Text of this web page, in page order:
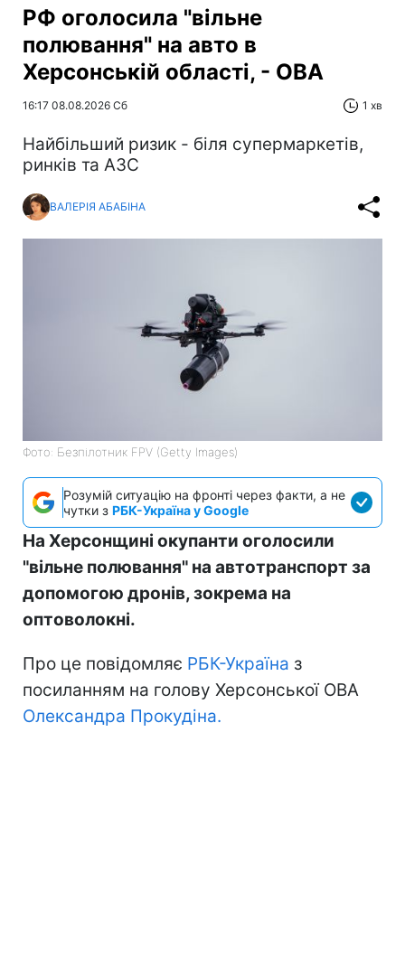
РФ оголосила "вільне
полювання" на авто в
Херсонській області, - ОВА
16:17 08.08.2026 Сб 1 хв
Найбільший ризик - біля супермаркетів,
ринків та АЗС
ВАЛЕРІЯ АБАБІНА
Фото: Безпілотник FPV (Getty Images)
Розумій ситуацію на фронті через факти, а не
чутки з РБК-Україна у Google
На Херсонщині окупанти оголосили
"вільне полювання" на автотранспорт за
допомогою дронів, зокрема на
оптоволокні.
Про це повідомляє РБК-Україна з
посиланням на голову Херсонської ОВА
Олександра Прокудіна.